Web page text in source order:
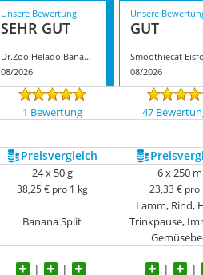
Unsere Bewertung
SEHR GUT
Dr.Zoo Helado Banana Split
08/2026
Unsere
GUT
08/2026
1 Bewertung 47
Preis­vergleich
24 x 50 g
38,25 € pro 1 kg
6 x 250
23,33 € pro
Banana Split
Lamm, Rind,
Trinkpause,